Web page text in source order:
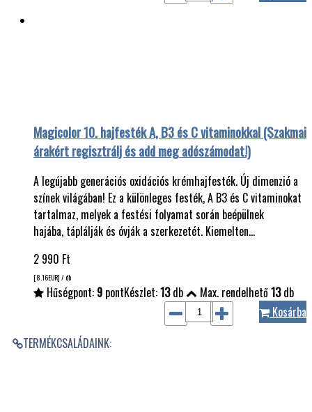
Magicolor 10. hajfesték A, B3 és C vitaminokkal (Szakmai
árakért regisztrálj és add meg adószámodat!)
A legújabb generációs oxidációs krémhajfesték. Új dimenzió a
színek világában! Ez a különleges festék, A B3 és C vitaminokat
tartalmaz, melyek a festési folyamat során beépülnek
hajába, táplálják és óvják a szerkezetét. Kiemelten…
2 990 Ft
[8.16EUR] / db
Hűségpont: 9 pontKészlet:13db Max. rendelhető13db
Kosárba
TERMÉKCSALÁDAINK: